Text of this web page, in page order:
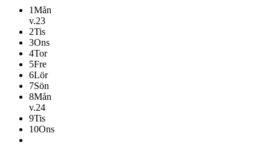
1Mån
v.23
2Tis
3Ons
4Tor
5Fre
6Lör
7Sön
8Mån
v.24
9Tis
10Ons